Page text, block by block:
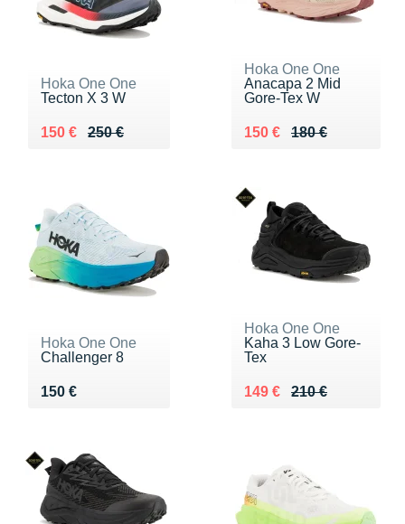
Hoka One One
Tecton X 3 W
250 €
Au lieu de 250 €
150 €
Vendu 150 €
Hoka One One
Anacapa 2 Mid
Gore-Tex W
180 €
Au lieu de 180 €
150 €
Vendu 150 €
Hoka One One
Challenger 8
150 €
Vendu 150 €
Hoka One One
Kaha 3 Low Gore-
Tex
210 €
Au lieu de 210 €
149 €
Vendu 149 €